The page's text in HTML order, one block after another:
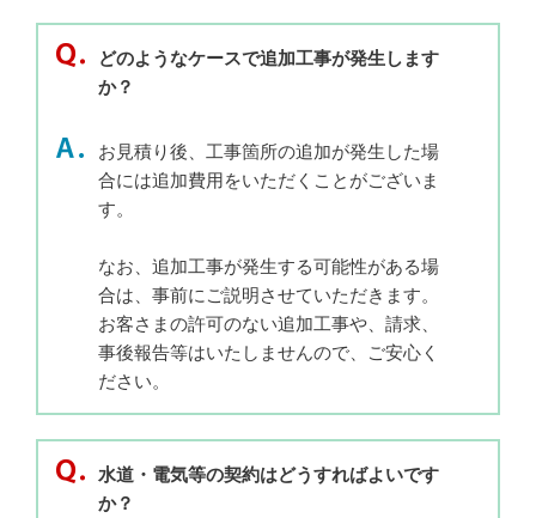
どのようなケースで追加工事が発生します
か？
お見積り後、工事箇所の追加が発生した場
合には追加費用をいただくことがございま
す。
なお、追加工事が発生する可能性がある場
合は、事前にご説明させていただきます。
お客さまの許可のない追加工事や、請求、
事後報告等はいたしませんので、ご安心く
ださい。
水道・電気等の契約はどうすればよいです
か？